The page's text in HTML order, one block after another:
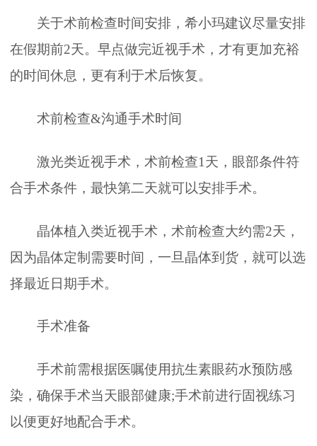
关于术前检查时间安排，希小玛建议尽量安排
在假期前2天。早点做完近视手术，才有更加充裕
的时间休息，更有利于术后恢复。
术前检查&沟通手术时间
激光类近视手术，术前检查1天，眼部条件符
合手术条件，最快第二天就可以安排手术。
晶体植入类近视手术，术前检查大约需2天，
因为晶体定制需要时间，一旦晶体到货，就可以选
择最近日期手术。
手术准备
手术前需根据医嘱使用抗生素眼药水预防感
染，确保手术当天眼部健康;手术前进行固视练习
以便更好地配合手术。